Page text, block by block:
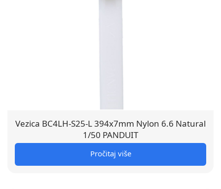
Vezica BC4LH-S25-L 394x7mm Nylon 6.6 Natural
1/50 PANDUIT
Pročitaj više